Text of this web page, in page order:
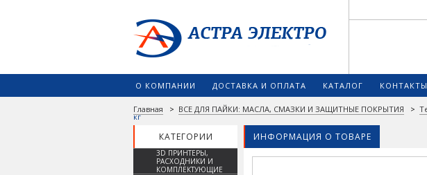
О КОМПАНИИ ДОСТАВКА И ОПЛАТА КАТАЛОГ КОНТАКТЫ
Главная > ВСЕ ДЛЯ ПАЙКИ: МАСЛА, СМАЗКИ И ЗАЩИТНЫЕ ПОКРЫТИЯ >
кг
КАТЕГОРИИ ИНФОРМАЦИЯ О ТОВАРЕ
3D ПРИНТЕРЫ,
РАСХОДНИКИ И
КОМПЛЕКТУЮЩИЕ